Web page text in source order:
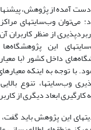
دست آمده از پژوهش،
می‌توان وب‌سایتهای
از منظر
این
داخل کشور (با
با توجه به اینکه
وب‌سایتها، تنوع
کارگیری ابعاد دیگری از
این پژوهش باید